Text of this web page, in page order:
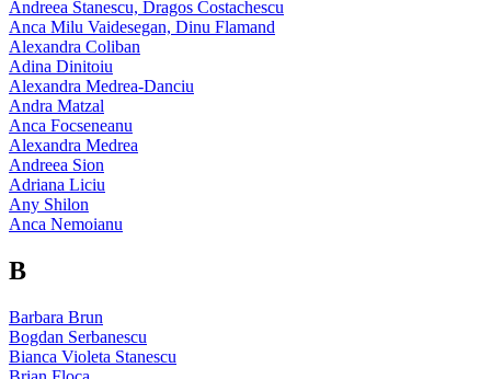
Andreea Stanescu, Dragos Costachescu
Anca Milu Vaidesegan, Dinu Flamand
Alexandra Coliban
Adina Dinitoiu
Alexandra Medrea-Danciu
Andra Matzal
Anca Focseneanu
Alexandra Medrea
Andreea Sion
Adriana Liciu
Any Shilon
Anca Nemoianu
B
Barbara Brun
Bogdan Serbanescu
Bianca Violeta Stanescu